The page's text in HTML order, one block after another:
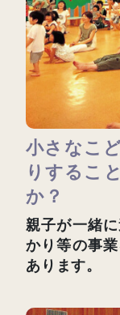
小さなこ
りするこ
か？
親子が一緒
かり等の事
あります。